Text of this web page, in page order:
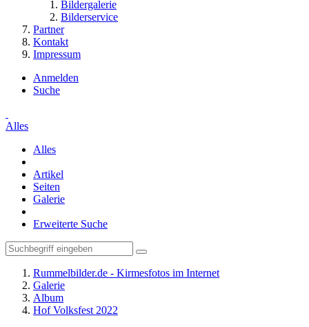
Bildergalerie
Bilderservice
Partner
Kontakt
Impressum
Anmelden
Suche
Alles
Alles
Artikel
Seiten
Galerie
Erweiterte Suche
Rummelbilder.de - Kirmesfotos im Internet
Galerie
Album
Hof Volksfest 2022